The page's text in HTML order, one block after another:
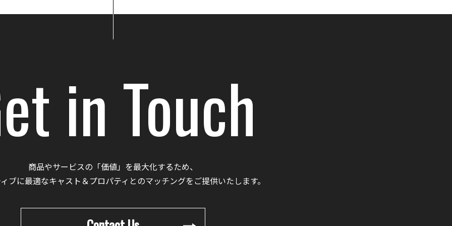
in Touch
商品やサービスの「価値」を最大化するため、
ブに最適なキャスト＆プロパティとのマッチングをご提供いたします。